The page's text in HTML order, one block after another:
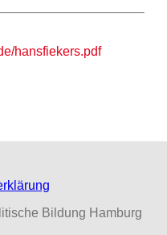
hansfiekers.pdf
Bildung Hamburg